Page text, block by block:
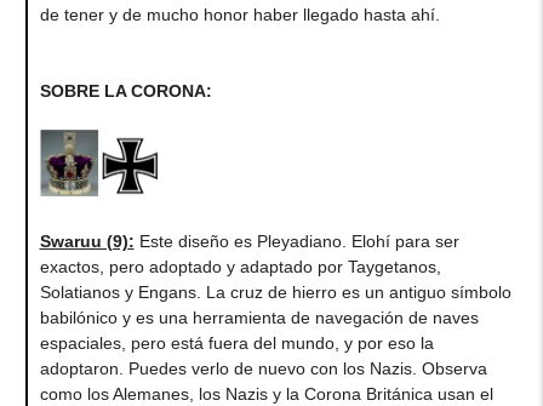
de tener y de mucho honor haber llegado hasta ahí.
SOBRE LA CORONA:
Swaruu (9): Este diseño es Pleyadiano. Elohí para ser
exactos, pero adoptado y adaptado por Taygetanos,
Solatianos y Engans. La cruz de hierro es un antiguo símbolo
babilónico y es una herramienta de navegación de naves
espaciales, pero está fuera del mundo, y por eso la
adoptaron. Puedes verlo de nuevo con los Nazis. Observa
como los Alemanes, los Nazis y la Corona Británica usan el